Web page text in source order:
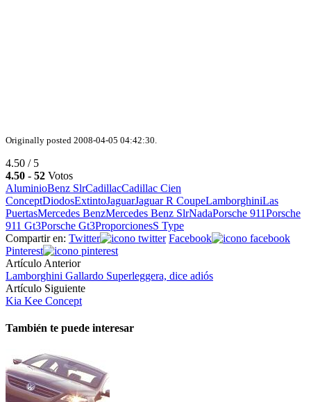
Originally posted 2008-04-05 04:42:30.
4.50 / 5
4.50 - 52 Votos
AluminioBenz SlrCadillacCadillac Cien
ConceptDiodosExtintoJaguarJaguar R CoupeLamborghiniLas
PuertasMercedes BenzMercedes Benz SlrNadaPorsche 911Porsche
911 Gt3Porsche Gt3ProporcionesS Type
Compartir en: Twitter
Facebook
Pinterest
Artículo Anterior
Lamborghini Gallardo Superleggera, dice adiós
Artículo Siguiente
Kia Kee Concept
También te puede interesar